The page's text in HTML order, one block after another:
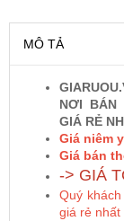
Vang
Rượu Vang
VANG
MÔ TẢ
NƠI BÁN
GIÁ RẺ
Giá niêm
Giá bán
-> GIÁ
Quý
giá rẻ nhất